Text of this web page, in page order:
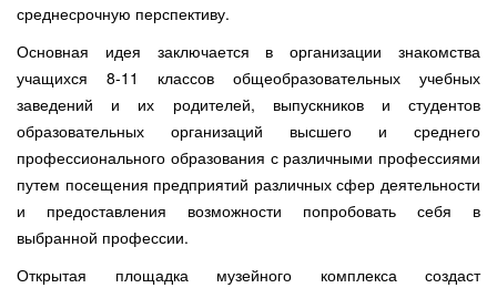
среднесрочную перспективу.
Основная идея заключается в организации знакомства
учащихся 8-11 классов общеобразовательных учебных
заведений и их родителей, выпускников и студентов
образовательных организаций высшего и среднего
профессионального образования с различными профессиями
путем посещения предприятий различных сфер деятельности
и предоставления возможности попробовать себя в
выбранной профессии.
Открытая площадка музейного комплекса создаст